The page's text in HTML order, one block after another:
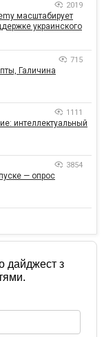
2019
масштабирует
украинского
715
Галичина
1111
интеллектуальный
3854
— опрос
дайджест з